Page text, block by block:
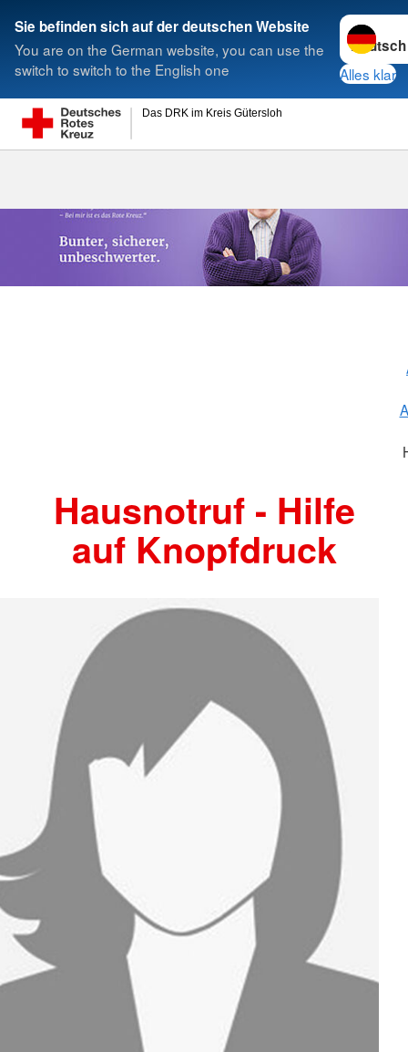
Sie befinden sich auf der deutschen Website
You are on the German website, you can use the
switch to switch to the English one
Sprache
Alles klar
Das DRK im Kreis Gütersloh
Suche
Hausnotruf - Hilfe
auf Knopfdruck